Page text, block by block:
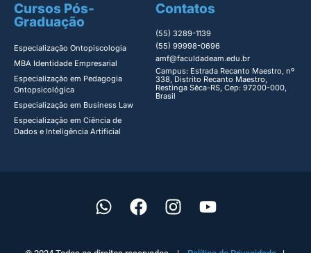
Cursos Pós-
Graduação
Especialização Ontopiscologia ​
MBA Identidade Empresarial​
Especialização em Pedagogia
Ontopsicológica​
Especialização em Business Law
Especialização em Ciência de
Dados e Inteligência Artificial
Contatos
(55) 3289-1139
(55) 99998-0696
amf@faculdadeam.edu.br
Campus: Estrada Recanto Maestro, nº
338, Distrito Recanto Maestro,
Restinga Sêca-RS, Cep: 97200-000,
Brasil